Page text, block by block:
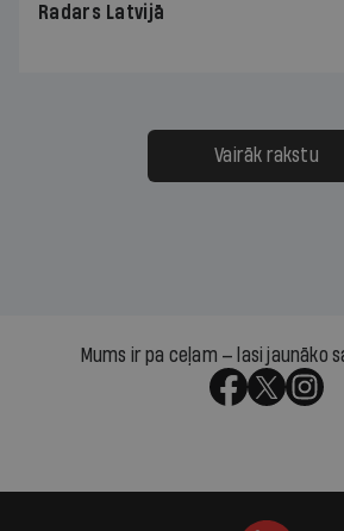
Radars Latvijā
Vairāk rakstu
Mums ir pa ceļam — lasi jaunāko